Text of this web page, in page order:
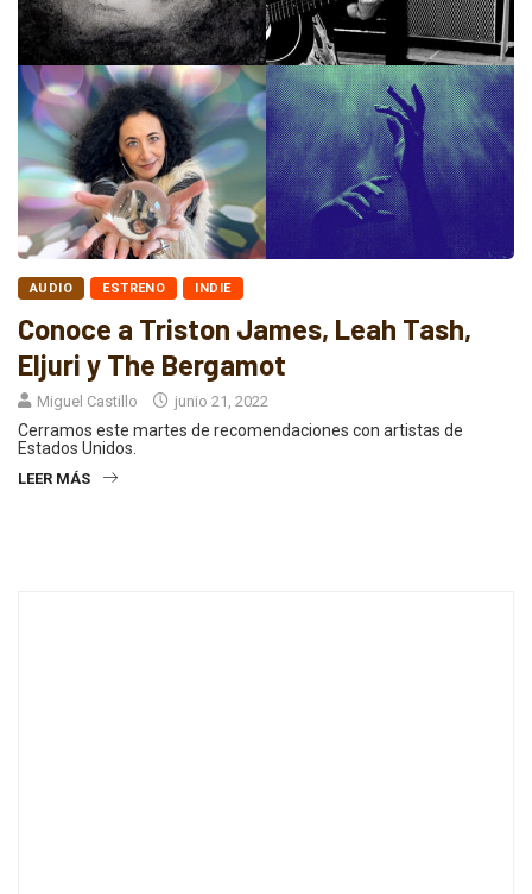
AUDIO ESTRENO INDIE
Conoce a Triston James, Leah Tash,
Eljuri y The Bergamot
Miguel Castillo junio 21, 2022
Cerramos este martes de recomendaciones con artistas de
Estados Unidos.
LEER MÁS